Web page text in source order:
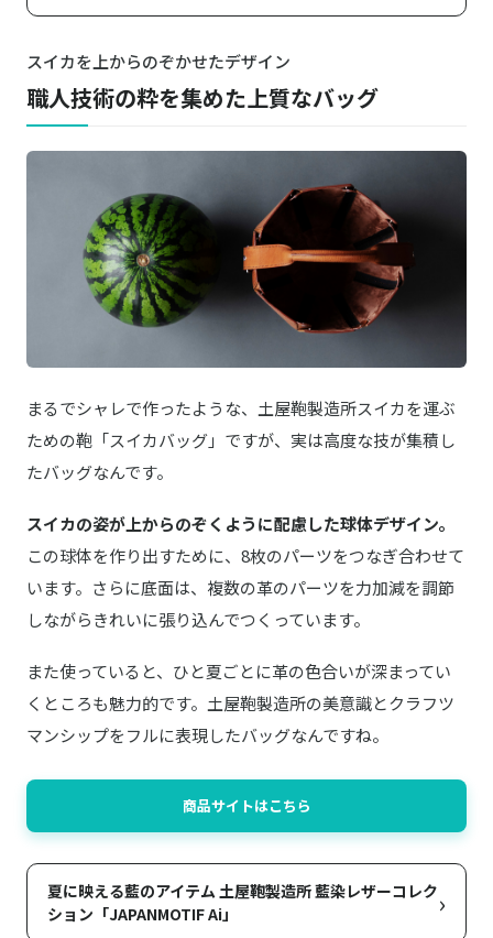
スイカを上からのぞかせたデザイン
職人技術の粋を集めた上質なバッグ
まるでシャレで作ったような、土屋鞄製造所スイカを運ぶ
ための鞄「スイカバッグ」ですが、実は高度な技が集積し
たバッグなんです。
スイカの姿が上からのぞくように配慮した球体デザイン。
この球体を作り出すために、8枚のパーツをつなぎ合わせて
います。さらに底面は、複数の革のパーツを力加減を調節
しながらきれいに張り込んでつくっています。
また使っていると、ひと夏ごとに革の色合いが深まってい
くところも魅力的です。土屋鞄製造所の美意識とクラフツ
マンシップをフルに表現したバッグなんですね。
商品サイトはこちら
夏に映える藍のアイテム 土屋鞄製造所 藍染レザーコレク
ション「JAPANMOTIF Ai」
›